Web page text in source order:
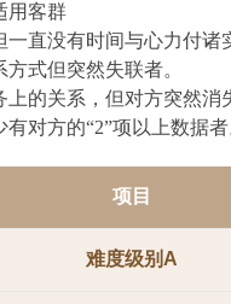
用客群
直没有时间与心力付诸
式但突然失联者。
的关系，但对方突然消
对方的“2”项以上数据者
项目
难度级别A